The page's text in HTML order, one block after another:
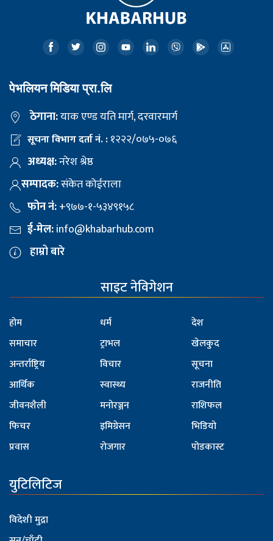
पेभलियन मिडिया प्रा.लि
ठेगाना:याक एण्ड यति मार्ग, दरवारमार्ग
सूचना विभाग दर्ता नं. :१२२२/०७५-०७६
अध्यक्ष:नरेश श्रेष्ठ
सम्पादक:संकेत कोईराला
फोन नं:+९७७-१-५३४९१५८
ई-मेल:info@khabarhub.com
हाम्रो बारे
साइट नेविगेशन
होम
समाचार
अन्तर्राष्ट्रिय
आर्थिक
जीवनशैली
फिचर
प्रवास
धर्म
ट्राभल
विचार
स्वास्थ्य
मनोरञ्जन
इमिग्रेसन
रोजगार
देश
खेलकुद
सूचना
राजनीति
राशिफल
भिडियो
पोडकास्ट
युटिलिटिज
विदेशी मुद्रा